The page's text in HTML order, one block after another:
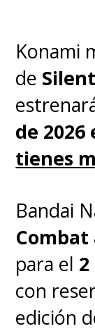
Konami
de
de 2026
tienes
Bandai
Combat
para el
con
edición